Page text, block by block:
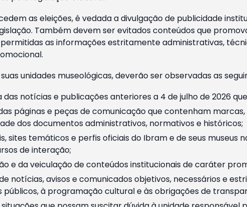
as eleições, é vedada a divulgação de publicidade
Também devem ser evitados conteúdos que
as informações estritamente administrativas,
unidades museológicas, deverão ser observadas as
notícias e publicações anteriores a 4 de julho de 2026
páginas e peças de comunicação que contenham
dos documentos administrativos, normativos e históricos;
sites temáticos e perfis oficiais do Ibram e de seus museus
de interação;
e da veiculação de conteúdos institucionais de caráter
notícias, avisos e comunicados objetivos, necessários e
públicos, à programação cultural e às obrigações de